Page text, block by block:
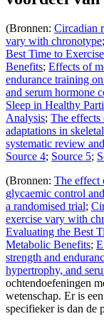
(Bronnen: Circadian
vary with chronotype;
Best Time to
Benefits; Effects of
endurance training
and serum hormone
Sleep in Healthy
Analysis; The effects
adaptations in
systematic review
Source 4; Source 5;
(Bronnen: The effect
glycaemic control
a randomised trial;
exercise vary with
Evaluating the Best
Metabolic Benefits;
strength and
hypertrophy, and
ochtendoefeningen
wetenschap. Er is
specifieker is dan de